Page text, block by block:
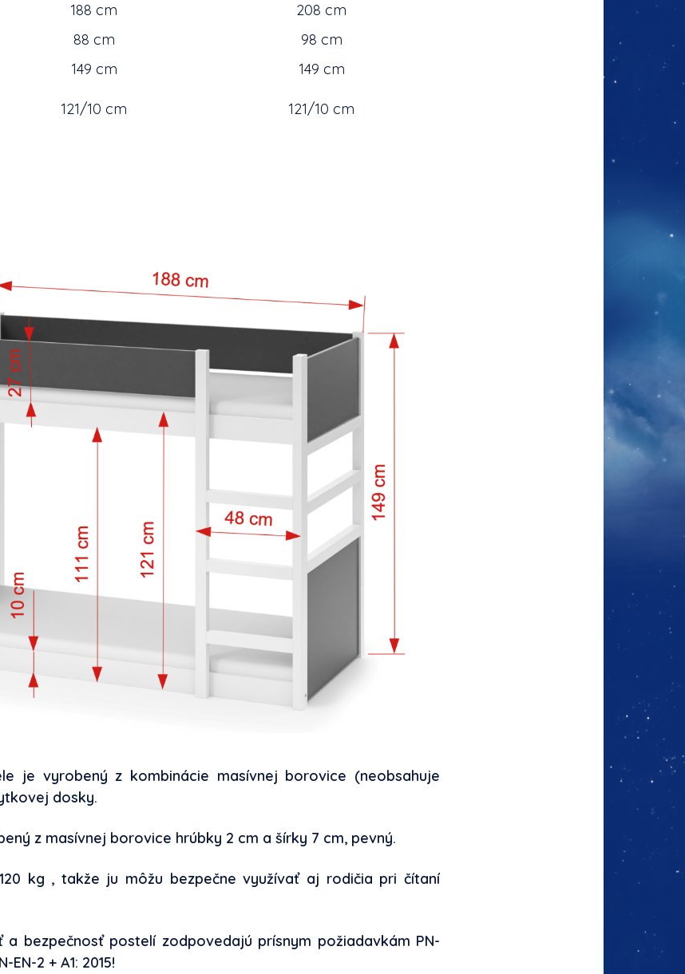
188 cm
208 cm
88 cm
98 cm
149 cm
149 cm
121/10 cm 121/10 cm
je vyrobený z kombinácie masívnej borovice (neobsahuje
dosky.
z masívnej borovice hrúbky 2 cm a šírky 7 cm, pevný.
kg , takže ju môžu bezpečne využívať aj rodičia pri čítaní
a bezpečnosť postelí zodpovedajú prísnym požiadavkám PN-
EN-2 + A1: 2015!